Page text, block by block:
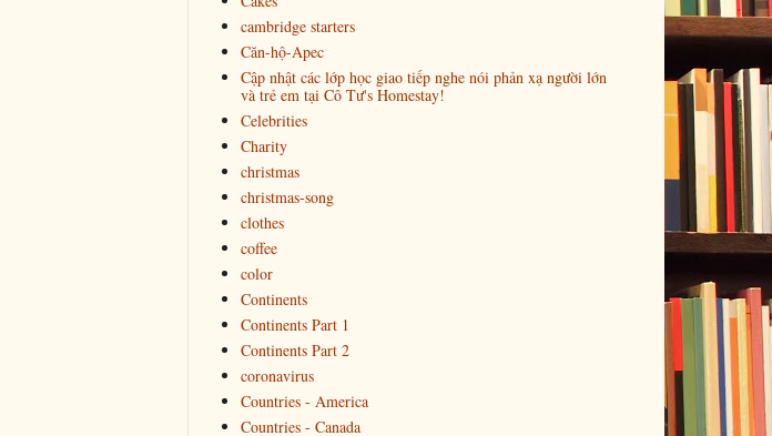
cambridge starters
Căn-hộ-Apec
Cập nhật các lớp học giao tiếp nghe nói phản xạ người lớn
và trẻ em tại Cô Tư's Homestay!
Celebrities
Charity
christmas
christmas-song
clothes
coffee
color
Continents
Continents Part 1
Continents Part 2
coronavirus
Countries - America
Countries - Canada